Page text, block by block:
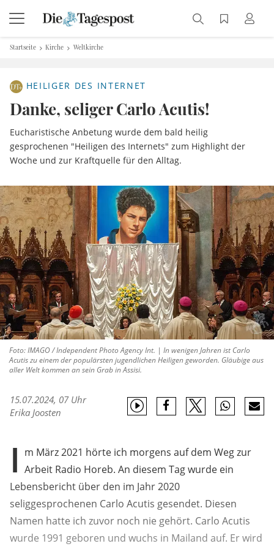
Startseite Kirche Weltkirche
HEILIGER DES INTERNET
Danke, seliger Carlo Acutis!
Eucharistische Anbetung wurde dem bald heilig
gesprochenen "Heiligen des Internets" zum Highlight der
Woche und zur Kraftquelle für den Alltag.
Foto: IMAGO / Independent Photo Agency Int. | In wenigen Jahren ist Carlo
Acutis zu einem der populärsten jugendlichen Heiligen geworden. Gläubige aus
aller Welt kommen an sein Grab in Assisi.
15.07.2024, 07 Uhr
Erika Joosten
I m März 2021 hörte ich morgens auf dem Weg zur
Arbeit Radio Horeb. An diesem Tag wurde ein
Lebensbericht über den im Jahr 2020
seliggesprochenen Carlo Acutis gesendet. Diesen
Namen hatte ich zuvor noch nie gehört. Carlo Acutis
wurde 1991 geboren und wuchs in Mailand auf. Er wird